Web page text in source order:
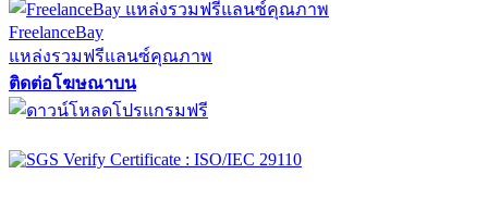
FreelanceBay
แหล่งรวมฟรีแลนซ์คุณภาพ
ติดต่อโฆษณาบน